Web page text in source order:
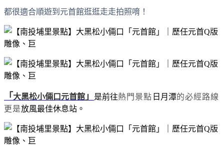
都很適合順遊到元首館逛逛走走拍照唷！
「 大黑松小倆口元首館 」 是前往熱門景點 日月潭的必經路線
更是放風最佳休息站。